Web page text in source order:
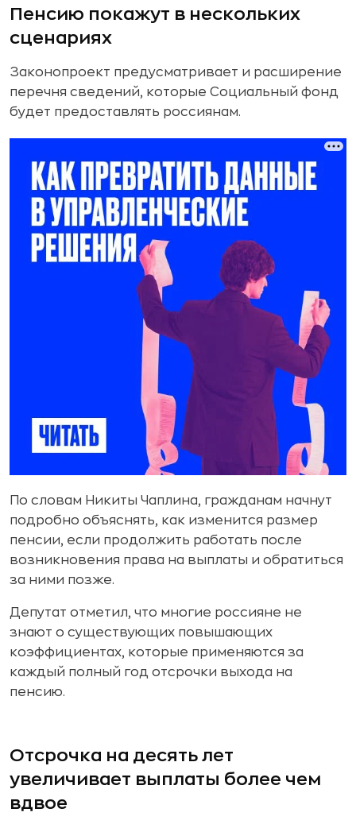
Пенсию покажут в нескольких
сценариях
Законопроект предусматривает и расширение
перечня сведений, которые Социальный фонд
будет предоставлять россиянам.
По словам Никиты Чаплина, гражданам начнут
подробно объяснять, как изменится размер
пенсии, если продолжить работать после
возникновения права на выплаты и обратиться
за ними позже.
Депутат отметил, что многие россияне не
знают о существующих повышающих
коэффициентах, которые применяются за
каждый полный год отсрочки выхода на
пенсию.
Отсрочка на десять лет
увеличивает выплаты более чем
вдвое